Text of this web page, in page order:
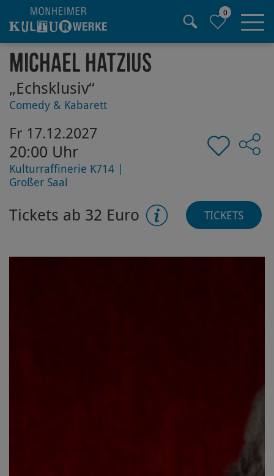
Hauptregion der Seite anspringen
0
Michael Hatzius
„Echsklusiv“
Comedy & Kabarett
Fr 17.12.2027
20:00 Uhr
Kulturraffinerie K714 |
Großer Saal
Tickets ab 32 Euro TICKETS